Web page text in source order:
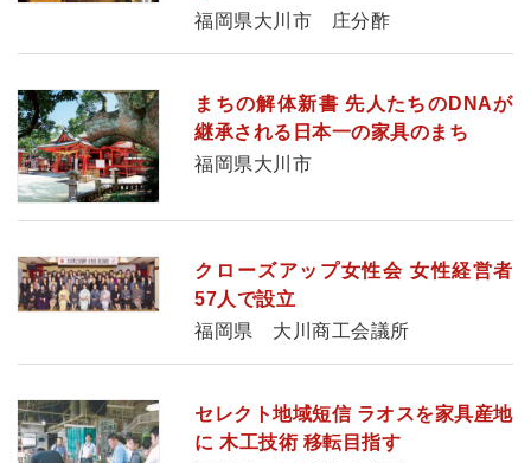
福岡県大川市 庄分酢
まちの解体新書 先人たちのDNAが
継承される日本一の家具のまち
福岡県大川市
クローズアップ女性会 女性経営者
57人で設立
福岡県 大川商工会議所
セレクト地域短信 ラオスを家具産地
に 木工技術 移転目指す